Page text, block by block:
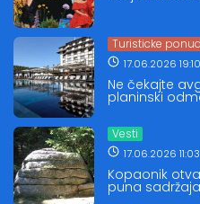
Turisticke
17.06.2026 19:10
Ne čekajte
planinski
Vesti
17.06.2026 11:03
Kopaonik
puna